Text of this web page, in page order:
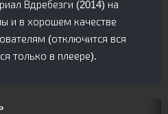
Вдребезги (2014) на
и в хорошем качестве
(отключится вся
только в плеере).